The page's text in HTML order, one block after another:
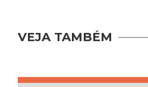
VEJA TAMBÉM